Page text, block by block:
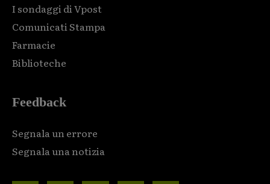
I sondaggi di Vpost
Comunicati Stampa
Farmacie
Biblioteche
Feedback
Segnala un errore
Segnala una notizia